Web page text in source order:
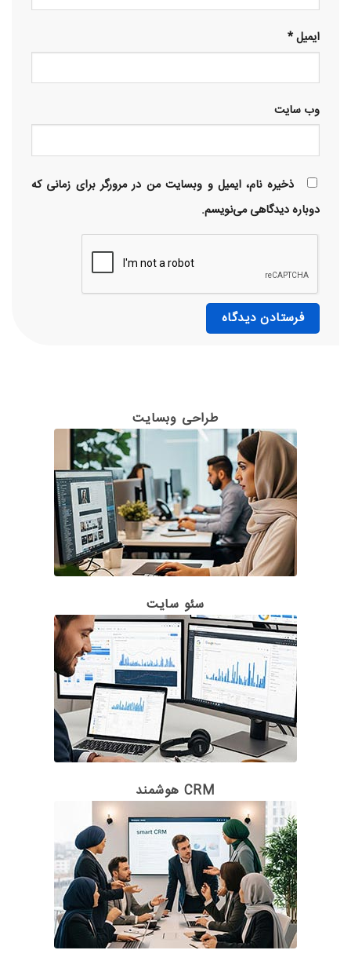
ایمیل*
وب‌ سایت
ذخیره نام، ایمیل و وبسایت من در مرورگر برای زمانی که
دوباره دیدگاهی می‌نویسم.
طراحی وبسایت
سئو سایت
CRM هوشمند